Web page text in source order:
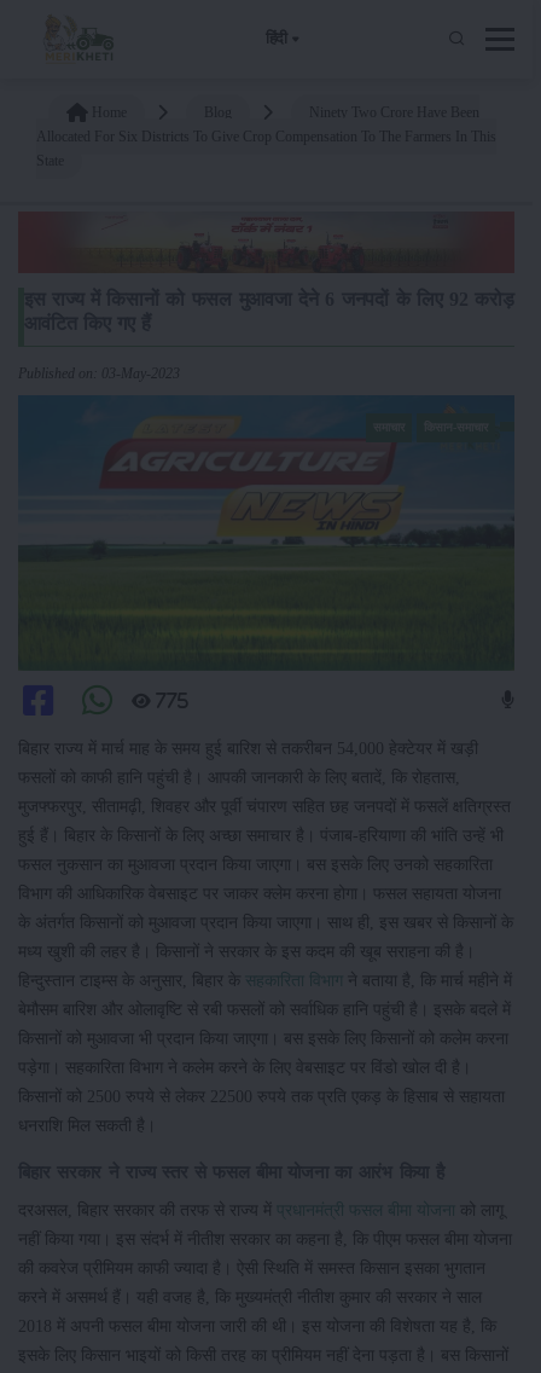
हिंदी
Published on: 03-May-2023
775
बिहार राज्य में मार्च माह के समय हुई बारिश से तकरीबन 54,000 हेक्टेयर में खड़ी
फसलों को काफी हानि पहुंची है। आपकी जानकारी के लिए बतादें, कि रोहतास,
मुजफ्फरपुर, सीतामढ़ी, शिवहर और पूर्वी चंपारण सहित छह जनपदों में फसलें क्षतिग्रस्त
हुई हैं। बिहार के किसानों के लिए अच्छा समाचार है। पंजाब-हरियाणा की भांति उन्हें भी
फसल नुकसान का मुआवजा प्रदान किया जाएगा। बस इसके लिए उनको सहकारिता
विभाग की आधिकारिक वेबसाइट पर जाकर क्लेम करना होगा। फसल सहायता योजना
के अंतर्गत किसानों को मुआवजा प्रदान किया जाएगा। साथ ही, इस खबर से किसानों के
मध्य खुशी की लहर है। किसानों ने सरकार के इस कदम की खूब सराहना की है।
हिन्दुस्तान टाइम्स के अनुसार, बिहार के
सहकारिता विभाग ने बताया है, कि मार्च महीने में
बेमौसम बारिश और ओलावृष्टि से रबी फसलों को सर्वाधिक हानि पहुंची है। इसके बदले में
किसानों को मुआवजा भी प्रदान किया जाएगा। बस इसके लिए किसानों को कलेम करना
पड़ेगा। सहकारिता विभाग ने कलेम करने के लिए वेबसाइट पर विंडो खोल दी है।
किसानों को 2500 रुपये से लेकर 22500 रुपये तक प्रति एकड़ के हिसाब से सहायता
धनराशि मिल सकती है।
दरअसल, बिहार सरकार की तरफ से राज्य में प्रधानमंत्री फसल बीमा योजना
को लागू
नहीं किया गया। इस संदर्भ में नीतीश सरकार का कहना है, कि पीएम फसल बीमा योजना
की कवरेज प्रीमियम काफी ज्यादा है। ऐसी स्थिति में समस्त किसान इसका भुगतान
करने में असमर्थ हैं। यही वजह है, कि मुख्यमंत्री नीतीश कुमार की सरकार ने साल
2018 में अपनी फसल बीमा योजना जारी की थी। इस योजना की विशेषता यह है, कि
इसके लिए किसान भाइयों को किसी तरह का प्रीमियम नहीं देना पड़ता है। बस किसानों